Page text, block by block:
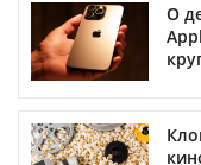
О